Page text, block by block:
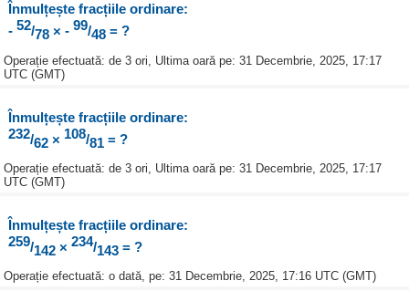
Înmulțește fracțiile ordinare:
- 52/78× - 99/48= ?
Operație efectuată: de 3 ori, Ultima oară pe: 31 Decembrie, 2025, 17:17
UTC (GMT)
Înmulțește fracțiile ordinare:
232/62× 108/81 = ?
Operație efectuată: de 3 ori, Ultima oară pe: 31 Decembrie, 2025, 17:17
UTC (GMT)
Înmulțește fracțiile ordinare:
259/142× 234/143= ?
Operație efectuată: o dată, pe: 31 Decembrie, 2025, 17:16 UTC (GMT)